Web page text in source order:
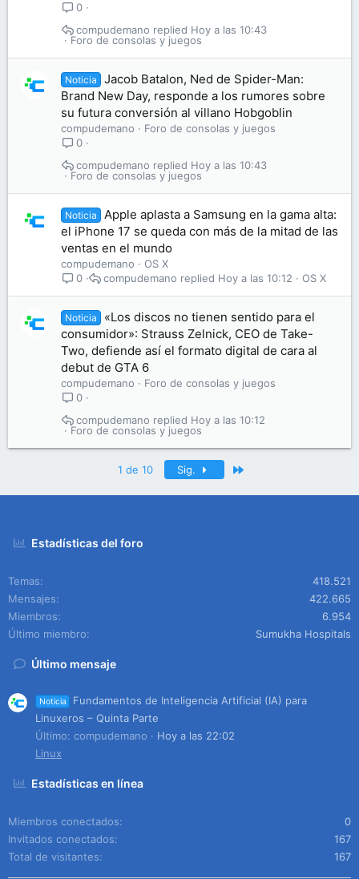
0
Foro de consolas y juegos
Hoy a las 10:43
compudemano
Noticia
Jacob Batalon, Ned de Spider-Man:
Brand New Day, responde a los rumores sobre
su futura conversión al villano Hobgoblin
compudemano
Foro de consolas y juegos
0
Foro de consolas y juegos
Hoy a las 10:43
compudemano
Noticia
Apple aplasta a Samsung en la gama alta:
el iPhone 17 se queda con más de la mitad de las
ventas en el mundo
compudemano
OS X
0
OS X
Hoy a las 10:12
compudemano
Noticia
«Los discos no tienen sentido para el
consumidor»: Strauss Zelnick, CEO de Take-
Two, defiende así el formato digital de cara al
debut de GTA 6
compudemano
Foro de consolas y juegos
0
Foro de consolas y juegos
Hoy a las 10:12
compudemano
1 de 10 Sig.
Estadísticas del foro
Temas
418.521
Mensajes
422.665
Miembros
6.954
Último miembro
Sumukha Hospitals
Último mensaje
Noticia
Fundamentos de Inteligencia Artificial (IA) para
Linuxeros – Quinta Parte
Último: compudemano
Hoy a las 22:02
Linux
Estadísticas en línea
Miembros conectados
0
Invitados conectados
167
Total de visitantes
167